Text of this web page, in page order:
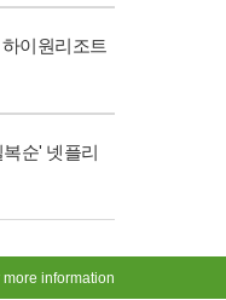
이원리조트
순' 넷플리
information